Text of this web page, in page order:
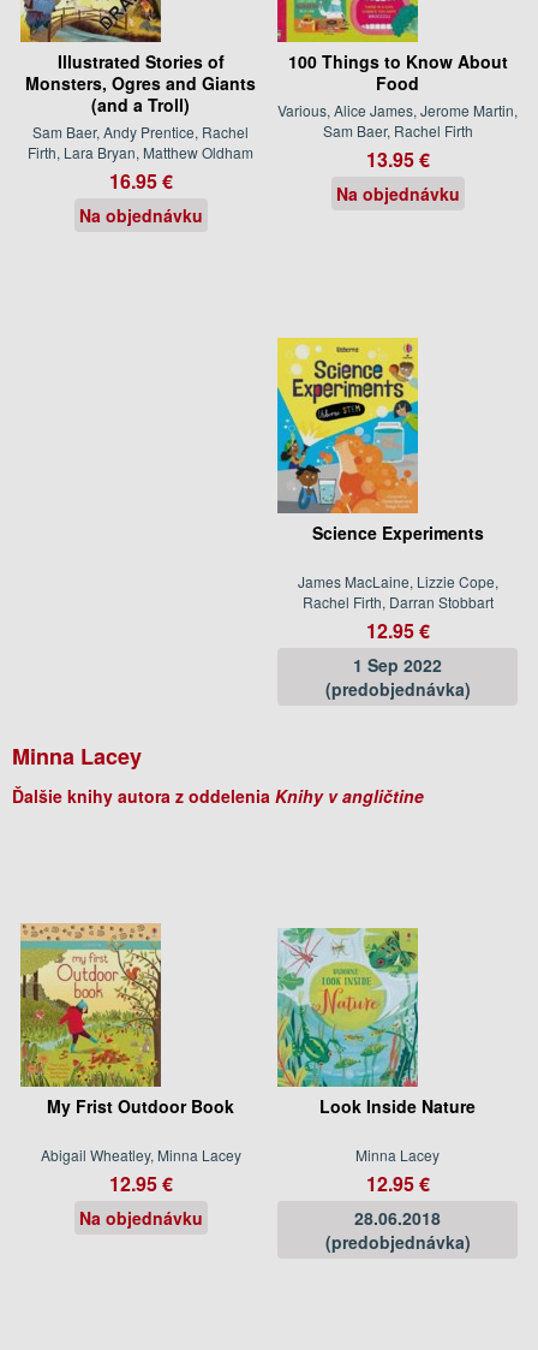
Illustrated Stories of
Monsters, Ogres and Giants
(and a Troll)
Sam Baer, Andy Prentice, Rachel
Firth, Lara Bryan, Matthew Oldham
16.95 €
Na objednávku
100 Things to Know About
Food
Various, Alice James, Jerome Martin,
Sam Baer, Rachel Firth
13.95 €
Na objednávku
Science Experiments
James MacLaine, Lizzie Cope,
Rachel Firth, Darran Stobbart
12.95 €
1 Sep 2022
(predobjednávka)
Minna Lacey
Ďalšie knihy autora z oddelenia Knihy v angličtine
My Frist Outdoor Book
Abigail Wheatley, Minna Lacey
12.95 €
Na objednávku
Look Inside Nature
Minna Lacey
12.95 €
28.06.2018
(predobjednávka)